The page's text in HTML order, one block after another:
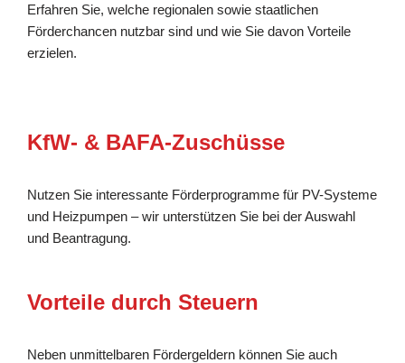
Erfahren Sie, welche regionalen sowie staatlichen
Förderchancen nutzbar sind und wie Sie davon Vorteile
erzielen.
KfW- & BAFA-Zuschüsse
Nutzen Sie interessante Förderprogramme für PV-Systeme
und Heizpumpen – wir unterstützen Sie bei der Auswahl
und Beantragung.
Vorteile durch Steuern
Neben unmittelbaren Fördergeldern können Sie auch